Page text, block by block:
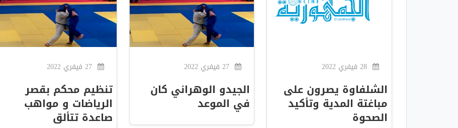
الشلفاوة يصرون على
مباغتة المدية وتأكيد
الصحوة
الجيدو الوهراني كان
في الموعد
27 فيفري 2022
تنظيم محكم بقصر
الرياضات و مواهب
صاعدة تتألق